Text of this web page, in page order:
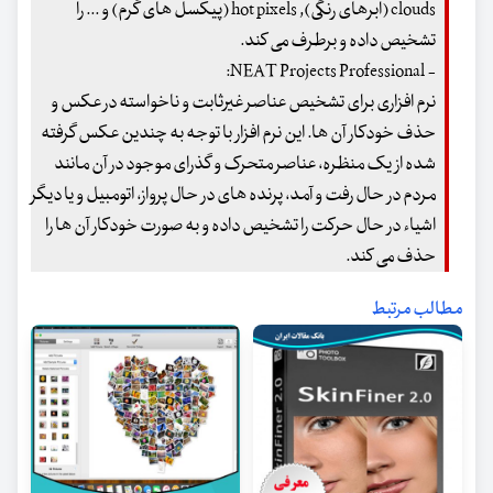
clouds (ابرهای رنگی), hot pixels (پیکسل های گرم) و ... را
تشخیص داده و برطرف می کند.
- NEAT Projects Professional:
نرم افزاری برای تشخیص عناصر غیرثابت و ناخواسته در عکس و
حذف خودکار آن ها. این نرم افزار با توجه به چندین عکس گرفته
شده از یک منظره، عناصر متحرک و گذرای موجود در آن مانند
مردم در حال رفت و آمد، پرنده های در حال پرواز، اتومبیل و یا دیگر
اشیاء در حال حرکت را تشخیص داده و به صورت خودکار آن ها را
حذف می کند.
مطالب مرتبط